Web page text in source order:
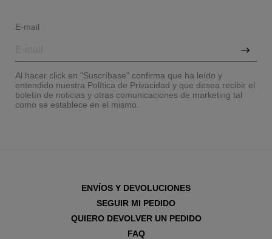
E-mail
Al hacer click en "Suscríbase" confirma que ha leído y
entendido nuestra Política de Privacidad y que desea recibir el
boletín de noticias y otras comunicaciones de marketing tal
como se establece en el mismo.
ENVÍOS Y DEVOLUCIONES
SEGUIR MI PEDIDO
QUIERO DEVOLVER UN PEDIDO
FAQ